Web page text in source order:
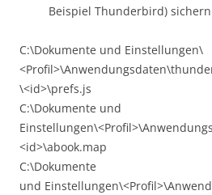
Beispiel Thunderbird)
C:\Dokumente und Einstellungen\
\<id>\prefs.js
C:\Dokumente und
<id>\abook.map
C:\Dokumente
und